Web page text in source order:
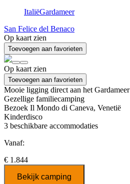
ItaliëGardameer
San Felice del Benaco
Op kaart zien
Toevoegen aan favorieten
Op kaart zien
Toevoegen aan favorieten
Mooie ligging direct aan het Gardameer
Gezellige familiecamping
Bezoek Il Mondo di Caneva, Venetië
Kinderdisco
3 beschikbare accommodaties
Vanaf:
€ 1.844
Bekijk camping